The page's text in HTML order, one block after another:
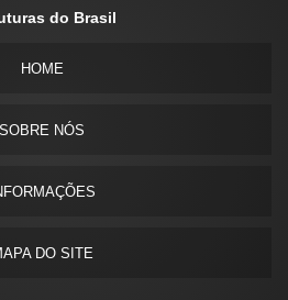
do Brasil
HOME
SOBRE NÓS
DO SITE